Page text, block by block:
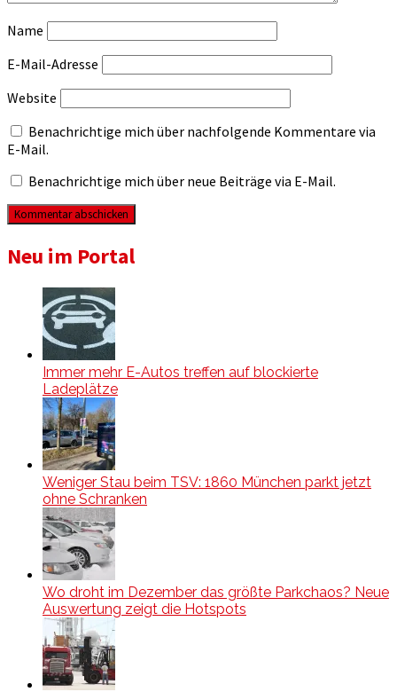
Name
E-Mail-Adresse
Website
Benachrichtige mich über nachfolgende Kommentare via
E-Mail.
Benachrichtige mich über neue Beiträge via E-Mail.
Neu im Portal
Immer mehr E-Autos treffen auf blockierte
Ladeplätze
Weniger Stau beim TSV: 1860 München parkt jetzt
ohne Schranken
Wo droht im Dezember das größte Parkchaos? Neue
Auswertung zeigt die Hotspots